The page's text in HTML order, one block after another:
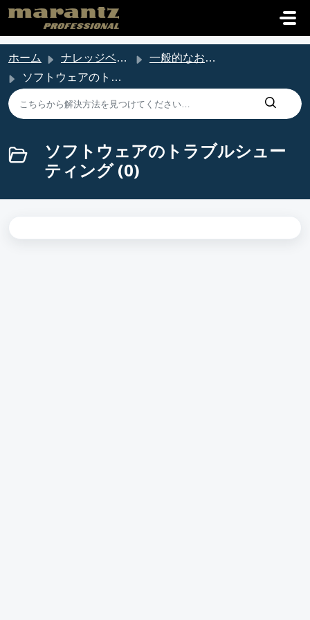
メインコンテンツに移動
ホーム ナレッジベース
一般的なお問い合わせ
ソフトウェアのトラブルシューティング
ソフトウェアのトラブルシュー
ティング (0)